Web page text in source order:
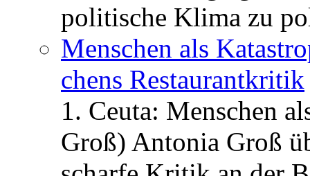
politische Klima zu
Menschen als
chens Restau­rant­kritik
1. Ceuta: Menschen
Groß) Antonia Groß